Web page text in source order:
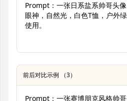
Prompt：一张日系盐系帅哥头
眼神，自然光，白色T恤，户外
使用。
前后对比示例 （3）
Prompt：一张赛博朋克风格帅